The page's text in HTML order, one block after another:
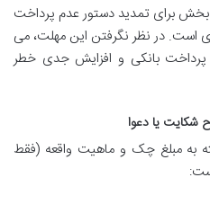
برای تمدید دستور عدم پرداخت
است. در نظر نگرفتن این مهلت، می
پرداخت بانکی و افزایش جدی خطر
شکایت یا دعوا
به مبلغ چک و ماهیت واقعه (فقط